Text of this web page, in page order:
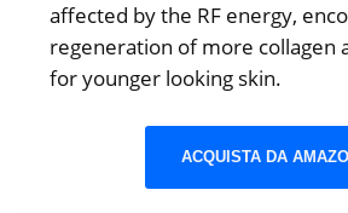
affected by the RF energy,
regeneration of more collagen
for younger looking skin.
ACQUISTA DA